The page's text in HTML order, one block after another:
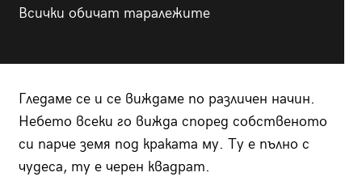
Всички обичат таралежите
Гледаме се и се виждаме по различен начин.
Небето всеки го вижда според собственото
си парче земя под краката му. Ту е пълно с
чудеса, ту е черен квадрат.